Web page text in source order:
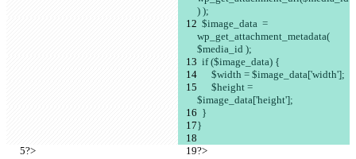
) );
wp_get_attachment_metadata(
$media_id );
  if ($image_data) {
      $width = $image_data['width'];
$image_data['height'];
  }
}
?> ?>